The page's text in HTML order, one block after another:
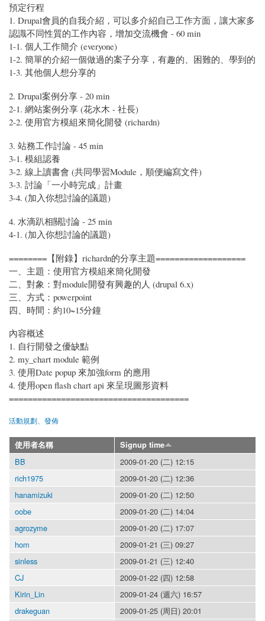
預定行程
1. Drupal會員的自我介紹，可以多介紹自己工作方面，讓大家多
認識不同性質的工作內容，增加交流機會 - 60 min
1-1. 個人工作簡介 (everyone)
1-2. 簡單的介紹一個做過的案子分享，有趣的、困難的、學到的
1-3. 其他個人想分享的
2. Drupal案例分享 - 20 min
2-1. 網站案例分享 (花水木 - 社長)
2-2. 使用官方模組來簡化開發 (richardn)
3. 站務工作討論 - 45 min
3-1. 模組認養
3-2. 線上讀書會 (共同學習Module，順便編寫文件)
3-3. 討論「一小時完成」計畫
3-4. (加入你想討論的議題)
4. 水滴趴相關討論 - 25 min
4-1. (加入你想討論的議題)
========【附錄】richardn的分享主題===================
一、主題：使用官方模組來簡化開發
二、對象：對module開發有興趣的人 (drupal 6.x)
三、方式：powerpoint
四、時間：約10~15分鐘
內容概述
1. 自行開發之優缺點
2. my_chart module 範例
3. 使用Date popup 來加強form 的應用
4. 使用open flash chart api 來呈現圖形資料
======================================
活動規劃、發佈
使用者名稱 Signup time
BB
2009-01-20 (二) 12:15
rich1975
2009-01-20 (二) 12:36
hanamizuki
2009-01-20 (二) 12:50
oobe
2009-01-20 (二) 14:04
agrozyme
2009-01-20 (二) 17:07
hom
2009-01-21 (三) 09:27
sinless
2009-01-21 (三) 12:40
CJ
2009-01-22 (四) 12:58
Kirin_Lin
2009-01-24 (週六) 16:57
drakeguan
2009-01-25 (周日) 20:01